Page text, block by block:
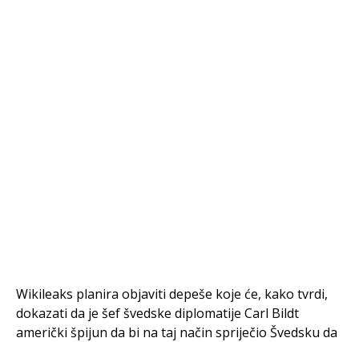
Wikileaks planira objaviti depeše koje će, kako tvrdi,
dokazati da je šef švedske diplomatije Carl Bildt
američki špijun da bi na taj način spriječio Švedsku da